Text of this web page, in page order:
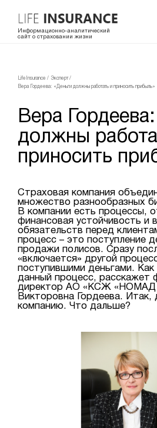
Информационно-аналитический
сайт о страховании жизни
LifeInsurance / Эксперт/
Вера Гордеева: «Деньги должны работать и приносить прибыль»
Вера
должны
приносить
Страховая компания
множество разнообразных
В компании есть процессы,
финансовая устойчивость и
обязательств перед
процесс – это поступление
продажи полисов. Сразу
«включается» другой
поступившими деньгами. Как
данный процесс, расскажет
директор АО «КСЖ «НОМАД
Викторовна Гордеева. Итак,
компанию. Что дальше?